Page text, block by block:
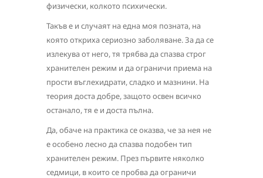
физически, колкото психически.
Такъв е и случаят на една моя позната, на
която откриха сериозно заболяване. За да се
излекува от него, тя трябва да спазва строг
хранителен режим и да ограничи приема на
прости въглехидрати, сладко и мазнини. На
теория доста добре, защото освен всичко
останало, тя е и доста пълна.
Да, обаче на практика се оказва, че за нея не
е особено лесно да спазва подобен тип
хранителен режим. През първите няколко
седмици, в които се пробва да ограничи